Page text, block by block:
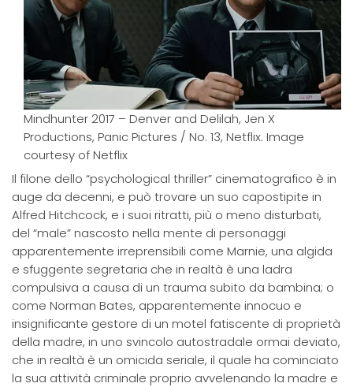
Mindhunter 2017 – Denver and Delilah, Jen X
Productions, Panic Pictures / No. 13, Netflix. Image
courtesy of Netflix
Il filone dello “psychological thriller” cinematografico è in
auge da decenni, e può trovare un suo capostipite in
Alfred Hitchcock, e i suoi ritratti, più o meno disturbati,
del “male” nascosto nella mente di personaggi
apparentemente irreprensibili come Marnie, una algida
e sfuggente segretaria che in realtà è una ladra
compulsiva a causa di un trauma subito da bambina; o
come Norman Bates, apparentemente innocuo e
insignificante gestore di un motel fatiscente di proprietà
della madre, in uno svincolo autostradale ormai deviato,
che in realtà è un omicida seriale, il quale ha cominciato
la sua attività criminale proprio avvelenando la madre e